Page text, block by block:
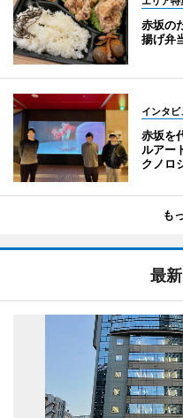
赤坂の
揚げ弁
インタビ
赤坂を
ルアー
クノロ
も
最